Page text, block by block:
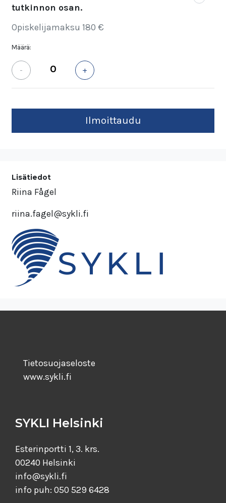
tutkinnon osan.
Opiskelijamaksu 180 €
Määrä:
- +
Lisätiedot
Riina Fågel
riina.fagel@sykli.fi
Tietosuojaseloste
www.sykli.fi
SYKLI Helsinki
Esterinportti 1, 3. krs.
00240 Helsinki
info@sykli.fi
info puh: 050 529 6428